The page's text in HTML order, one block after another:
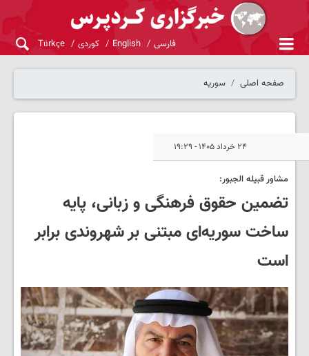
فارسی English کوردی Türkçe
صفحه اصلی سوریه
۲۴ خرداد ۱۴۰۵ - ۱۹:۲۹
مشاور قبیله الجبور:
تضمین حقوق فرهنگی و زبانی، پایه‌
ساخت سوریه‌ای مبتنی بر شهروندی برابر
است